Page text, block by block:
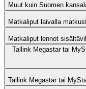
Muut kuin Suomen
Matkaliput laivalla
Matkaliput lennot
Tallink Megastar tai
Tallink Megastar tai